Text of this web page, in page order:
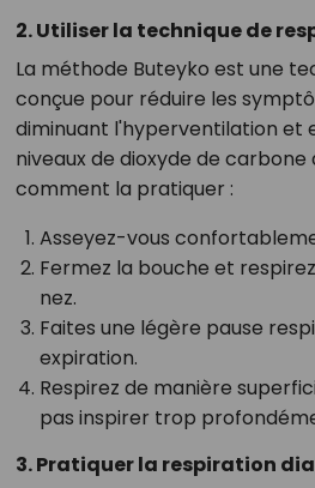
2. Utiliser la technique de
La méthode Buteyko est une
conçue pour réduire les
diminuant l'hyperventilation et
niveaux de dioxyde de carbone
comment la pratiquer :
Asseyez-vous
Fermez la bouche et
nez.
Faites une légère pause
expiration.
Respirez de manière
pas inspirer trop
3. Pratiquer la respiration